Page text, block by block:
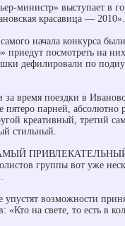
министр» выступает в
красавица — 2010».
начала конкурса
приедут посмотреть на
дефилировали по
время поездки в
пятеро парней,
креативный, третий
стильный.
«САМЫЙ
группы вот уже
возможности
«Кто на свете, то есть в